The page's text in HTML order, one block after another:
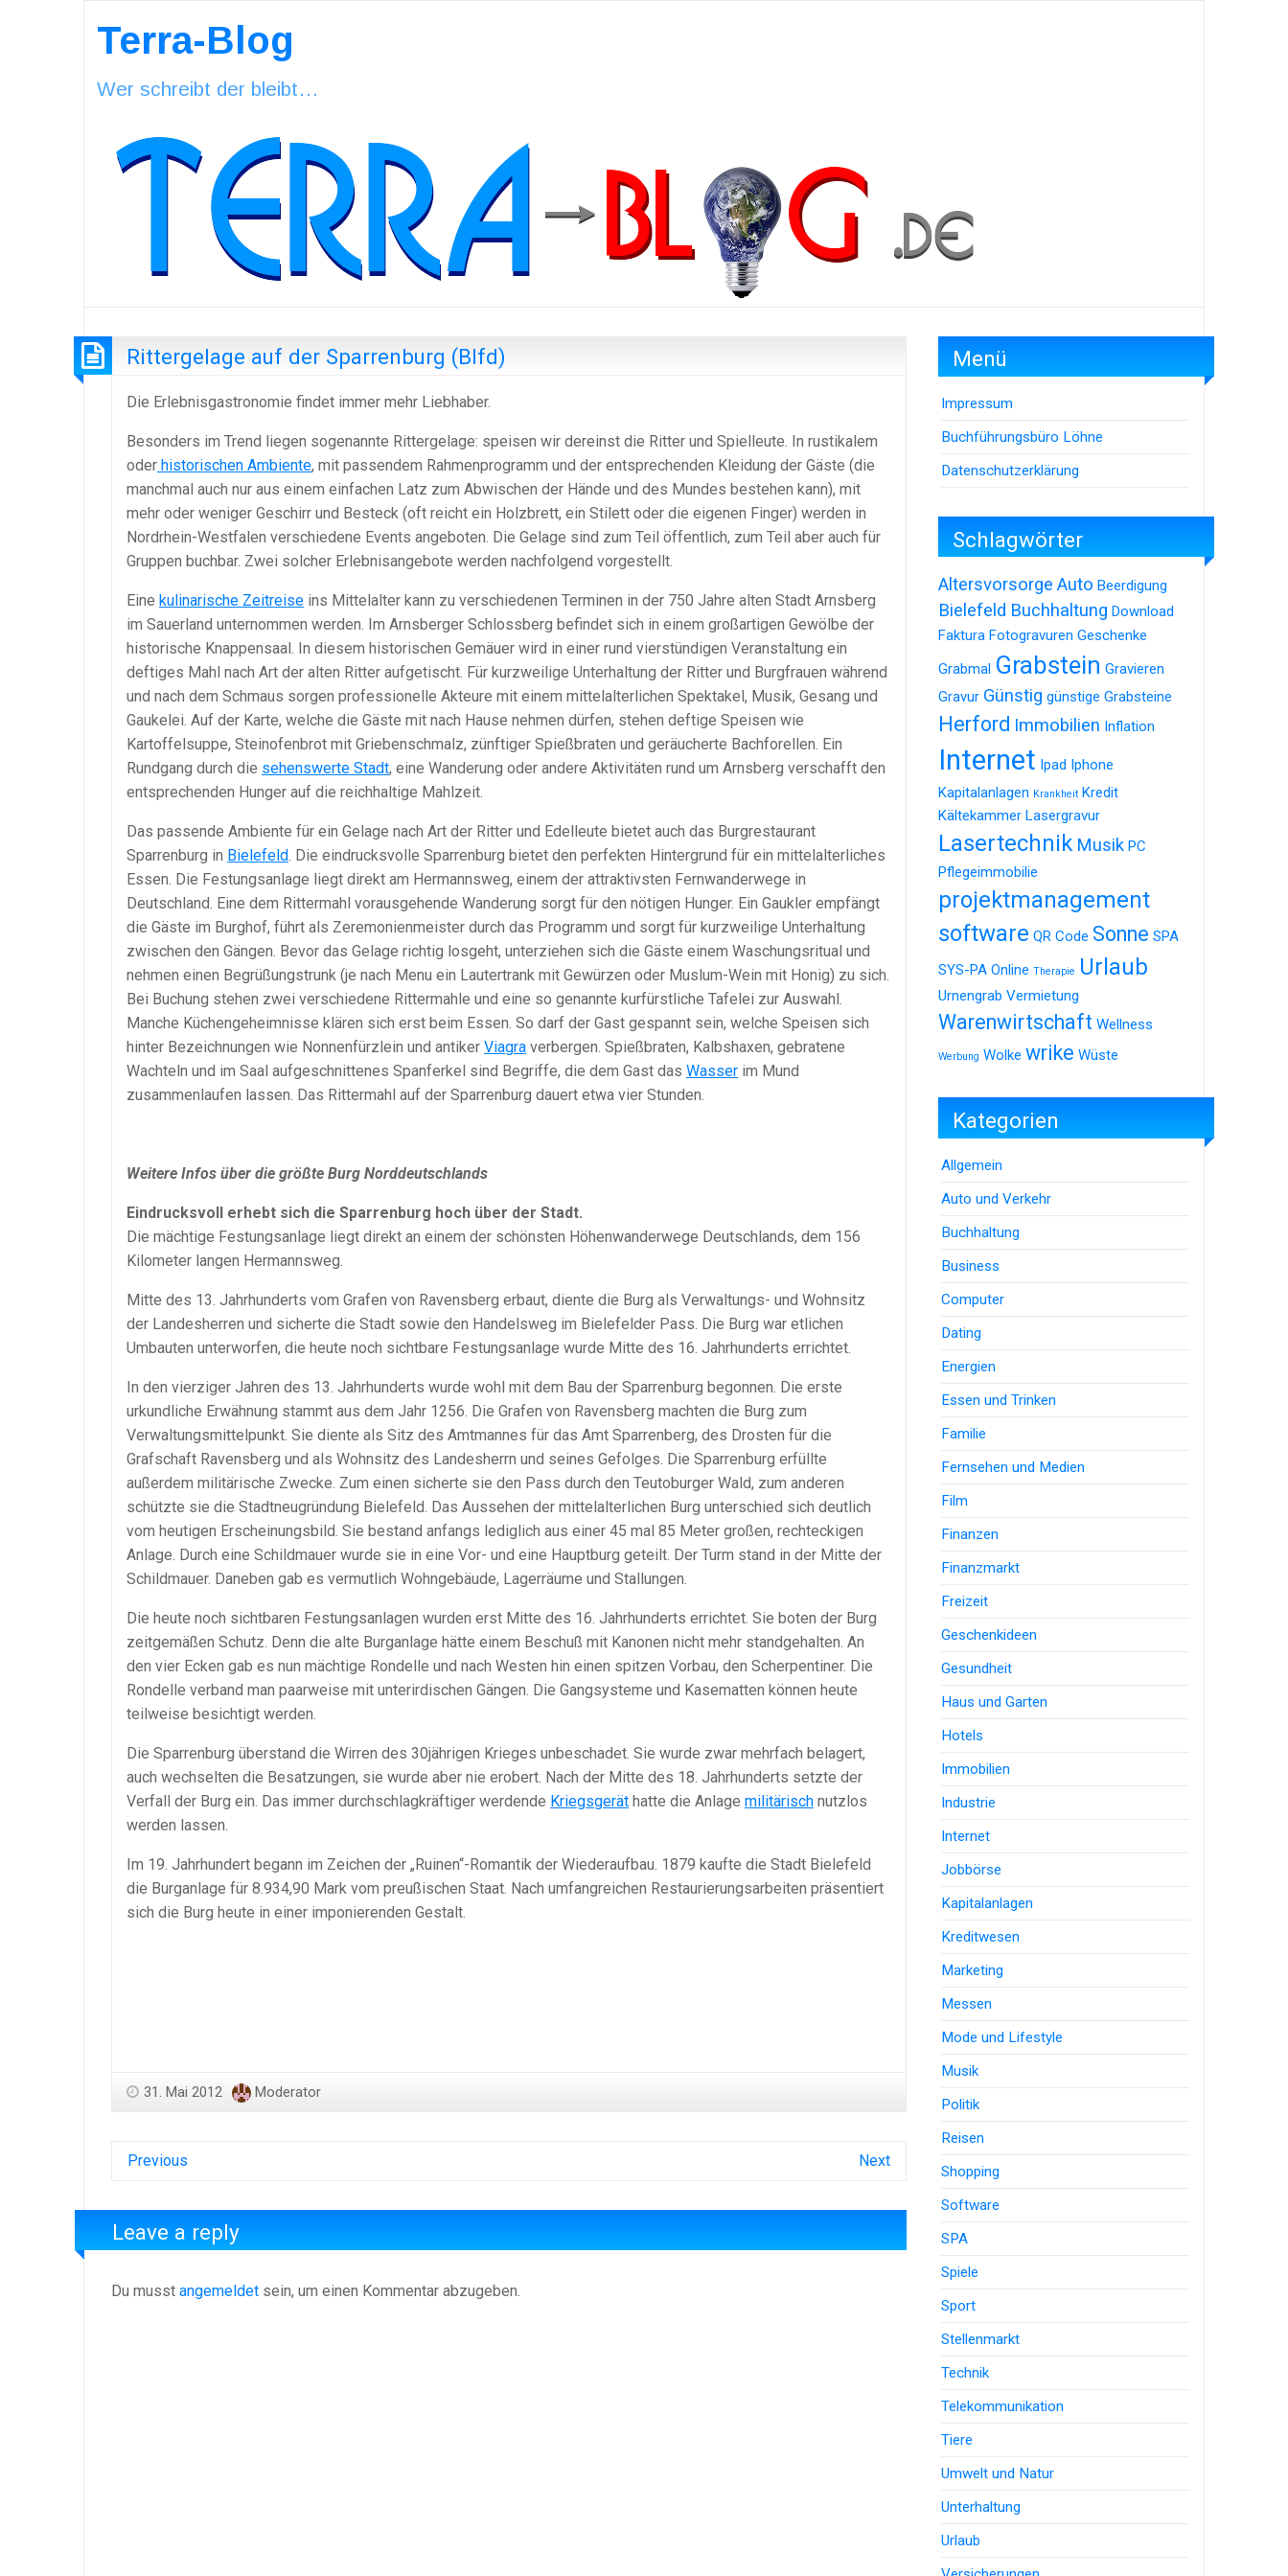
Terra-Blog
Wer schreibt der bleibt…
Rittergelage auf der Sparrenburg (Blfd)
Die Erlebnisgastronomie findet immer mehr Liebhaber.
Besonders im Trend liegen sogenannte Rittergelage: speisen wir dereinst die Ritter und Spielleute. In rustikalem
oder historischen Ambiente, mit passendem Rahmenprogramm und der entsprechenden Kleidung der Gäste (die
manchmal auch nur aus einem einfachen Latz zum Abwischen der Hände und des Mundes bestehen kann), mit
mehr oder weniger Geschirr und Besteck (oft reicht ein Holzbrett, ein Stilett oder die eigenen Finger) werden in
Nordrhein-Westfalen verschiedene Events angeboten. Die Gelage sind zum Teil öffentlich, zum Teil aber auch für
Gruppen buchbar. Zwei solcher Erlebnisangebote werden nachfolgend vorgestellt.
Eine kulinarische Zeitreise ins Mittelalter kann zu verschiedenen Terminen in der 750 Jahre alten Stadt Arnsberg
im Sauerland unternommen werden. Im Arnsberger Schlossberg befindet sich in einem großartigen Gewölbe der
historische Knappensaal. In diesem historischen Gemäuer wird in einer rund vierstündigen Veranstaltung ein
deftiges Mahl nach Art der alten Ritter aufgetischt. Für kurzweilige Unterhaltung der Ritter und Burgfrauen während
und nach dem Schmaus sorgen professionelle Akteure mit einem mittelalterlichen Spektakel, Musik, Gesang und
Gaukelei. Auf der Karte, welche die Gäste mit nach Hause nehmen dürfen, stehen deftige Speisen wie
Kartoffelsuppe, Steinofenbrot mit Griebenschmalz, zünftiger Spießbraten und geräucherte Bachforellen. Ein
Rundgang durch die sehenswerte Stadt, eine Wanderung oder andere Aktivitäten rund um Arnsberg verschafft den
entsprechenden Hunger auf die reichhaltige Mahlzeit.
Das passende Ambiente für ein Gelage nach Art der Ritter und Edelleute bietet auch das Burgrestaurant
Sparrenburg in Bielefeld . Die eindrucksvolle Sparrenburg bietet den perfekten Hintergrund für ein mittelalterliches
Essen. Die Festungsanlage liegt direkt am Hermannsweg, einem der attraktivsten Fernwanderwege in
Deutschland. Eine dem Rittermahl vorausgehende Wanderung sorgt für den nötigen Hunger. Ein Gaukler empfängt
die Gäste im Burghof, führt als Zeremonienmeister durch das Programm und sorgt für kurzweilige Unterhaltung
zwischen den Gängen. Bevor das Gelage richtig losgeht, unterziehen sich die Gäste einem Waschungsritual und
nehmen einen Begrüßungstrunk (je nach Menu ein Lautertrank mit Gewürzen oder Muslum-Wein mit Honig) zu sich.
Bei Buchung stehen zwei verschiedene Rittermahle und eine so genannte kurfürstliche Tafelei zur Auswahl.
Manche Küchengeheimnisse klären sich erst beim Essen. So darf der Gast gespannt sein, welche Speisen sich
hinter Bezeichnungen wie Nonnenfürzlein und antiker Viagra verbergen. Spießbraten, Kalbshaxen, gebratene
Wachteln und im Saal aufgeschnittenes Spanferkel sind Begriffe, die dem Gast das Wasser im Mund
zusammenlaufen lassen. Das Rittermahl auf der Sparrenburg dauert etwa vier Stunden.
Weitere Infos über die größte Burg Norddeutschlands
Eindrucksvoll erhebt sich die Sparrenburg hoch über der Stadt.
Die mächtige Festungsanlage liegt direkt an einem der schönsten Höhenwanderwege Deutschlands, dem 156
Kilometer langen Hermannsweg.
Mitte des 13. Jahrhunderts vom Grafen von Ravensberg erbaut, diente die Burg als Verwaltungs- und Wohnsitz
der Landesherren und sicherte die Stadt sowie den Handelsweg im Bielefelder Pass. Die Burg war etlichen
Umbauten unterworfen, die heute noch sichtbare Festungsanlage wurde Mitte des 16. Jahrhunderts errichtet.
In den vierziger Jahren des 13. Jahrhunderts wurde wohl mit dem Bau der Sparrenburg begonnen. Die erste
urkundliche Erwähnung stammt aus dem Jahr 1256. Die Grafen von Ravensberg machten die Burg zum
Verwaltungsmittelpunkt. Sie diente als Sitz des Amtmannes für das Amt Sparrenberg, des Drosten für die
Grafschaft Ravensberg und als Wohnsitz des Landesherrn und seines Gefolges. Die Sparrenburg erfüllte
außerdem militärische Zwecke. Zum einen sicherte sie den Pass durch den Teutoburger Wald, zum anderen
schützte sie die Stadtneugründung Bielefeld. Das Aussehen der mittelalterlichen Burg unterschied sich deutlich
vom heutigen Erscheinungsbild. Sie bestand anfangs lediglich aus einer 45 mal 85 Meter großen, rechteckigen
Anlage. Durch eine Schildmauer wurde sie in eine Vor- und eine Hauptburg geteilt. Der Turm stand in der Mitte der
Schildmauer. Daneben gab es vermutlich Wohngebäude, Lagerräume und Stallungen.
Die heute noch sichtbaren Festungsanlagen wurden erst Mitte des 16. Jahrhunderts errichtet. Sie boten der Burg
zeitgemäßen Schutz. Denn die alte Burganlage hätte einem Beschuß mit Kanonen nicht mehr standgehalten. An
den vier Ecken gab es nun mächtige Rondelle und nach Westen hin einen spitzen Vorbau, den Scherpentiner. Die
Rondelle verband man paarweise mit unterirdischen Gängen. Die Gangsysteme und Kasematten können heute
teilweise besichtigt werden.
Die Sparrenburg überstand die Wirren des 30jährigen Krieges unbeschadet. Sie wurde zwar mehrfach belagert,
auch wechselten die Besatzungen, sie wurde aber nie erobert. Nach der Mitte des 18. Jahrhunderts setzte der
Verfall der Burg ein. Das immer durchschlagkräftiger werdende Kriegsgerät hatte die Anlage militärisch nutzlos
werden lassen.
Im 19. Jahrhundert begann im Zeichen der „Ruinen“-Romantik der Wiederaufbau. 1879 kaufte die Stadt Bielefeld
die Burganlage für 8.934,90 Mark vom preußischen Staat. Nach umfangreichen Restaurierungsarbeiten präsentiert
sich die Burg heute in einer imponierenden Gestalt.
31. Mai 2012 Moderator
Previous Next
Leave a reply
Du musst angemeldet sein, um einen Kommentar abzugeben.
Menü
Impressum
Buchführungsbüro Löhne
Datenschutzerklärung
Schlagwörter
Altersvorsorge Auto Beerdigung
Bielefeld Buchhaltung Download
Faktura Fotogravuren Geschenke
Grabmal Grabstein Gravieren
Gravur Günstig günstige Grabsteine
Herford Immobilien Inflation
Internet Ipad Iphone
Kapitalanlagen Krankheit Kredit
Kältekammer Lasergravur
Lasertechnik Musik PC
Pflegeimmobilie
projektmanagement
software QR Code Sonne SPA
SYS-PA Online Therapie Urlaub
Urnengrab Vermietung
Warenwirtschaft Wellness
Werbung Wolke wrike Wüste
Kategorien
Allgemein
Auto und Verkehr
Buchhaltung
Business
Computer
Dating
Energien
Essen und Trinken
Familie
Fernsehen und Medien
Film
Finanzen
Finanzmarkt
Freizeit
Geschenkideen
Gesundheit
Haus und Garten
Hotels
Immobilien
Industrie
Internet
Jobbörse
Kapitalanlagen
Kreditwesen
Marketing
Messen
Mode und Lifestyle
Musik
Politik
Reisen
Shopping
Software
SPA
Spiele
Sport
Stellenmarkt
Technik
Telekommunikation
Tiere
Umwelt und Natur
Unterhaltung
Urlaub